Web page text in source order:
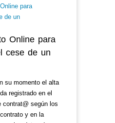
Online para
cese de un
su momento el alta
registrado en el
según los
y en la